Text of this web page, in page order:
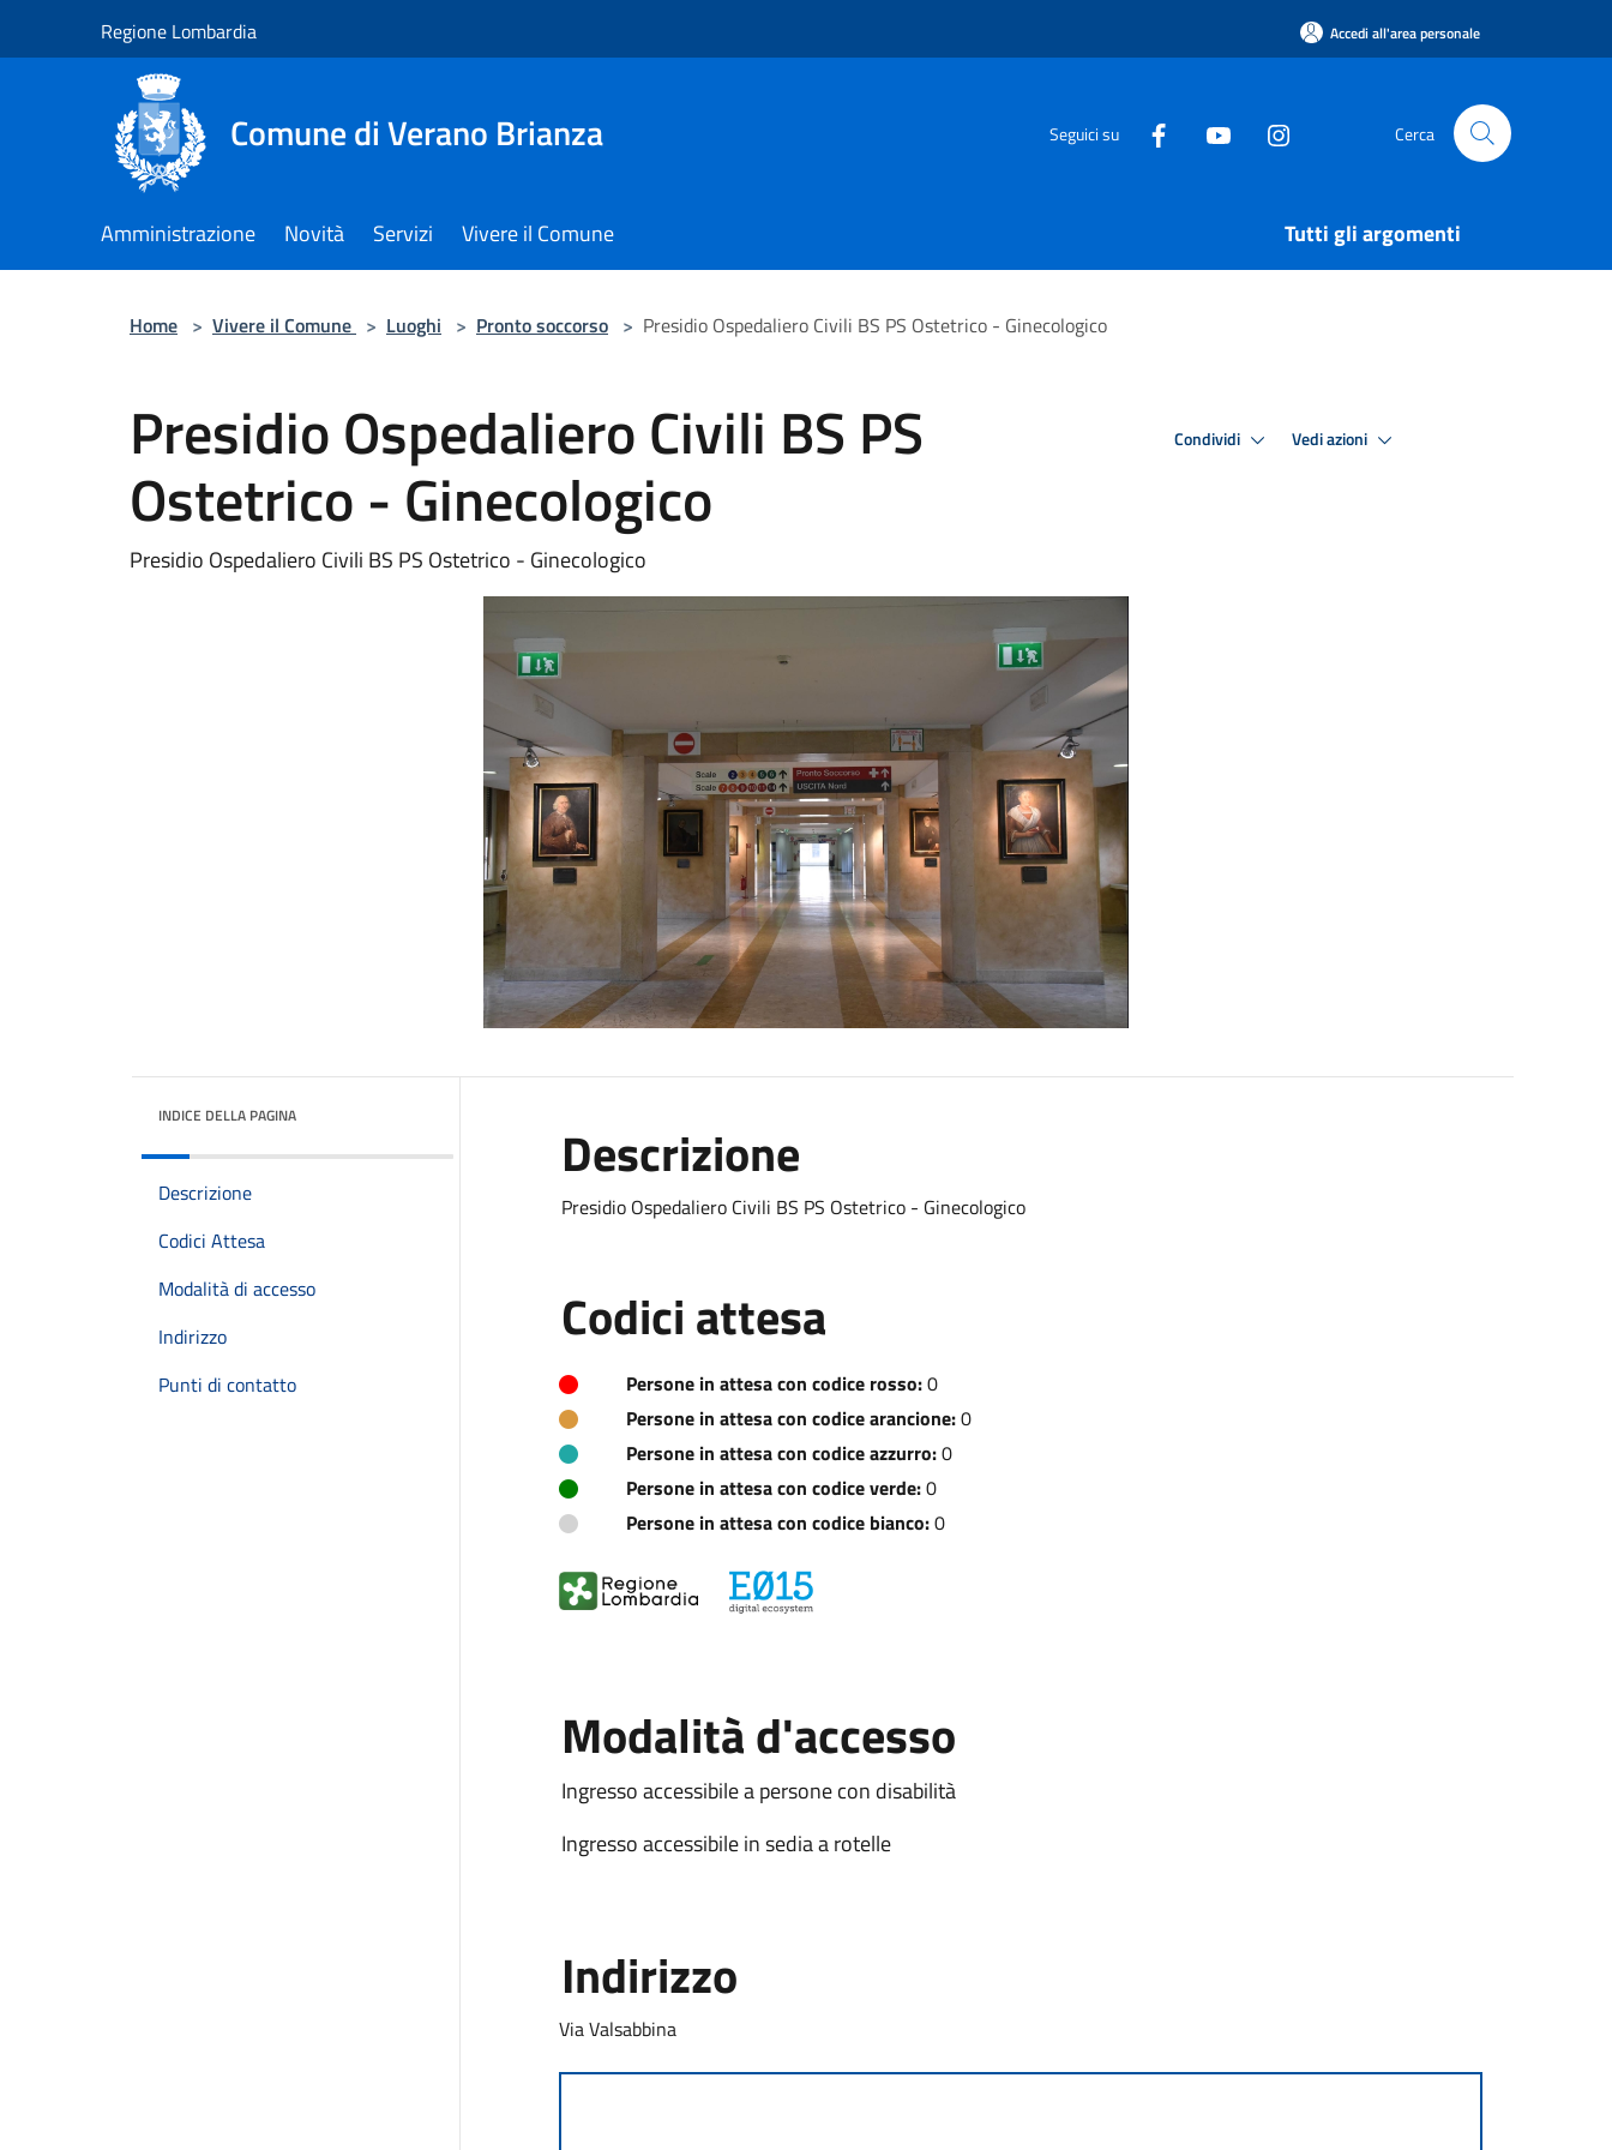
Regione Lombardia Accedi all'area personale
Comune di Verano Brianza Seguici su Cerca
Amministrazione Novità Servizi Vivere il Comune Tutti gli argomenti
Home > Vivere il Comune > Luoghi > Pronto soccorso > Presidio Ospedaliero Civili BS PS Ostetrico - Ginecologico
Presidio Ospedaliero Civili BS PS
Ostetrico - Ginecologico
Presidio Ospedaliero Civili BS PS Ostetrico - Ginecologico
Condividi Vedi azioni
INDICE DELLA PAGINA
Descrizione
Codici Attesa
Modalità di accesso
Indirizzo
Punti di contatto
Descrizione
Presidio Ospedaliero Civili BS PS Ostetrico - Ginecologico
Codici attesa
Persone in attesa con codice rosso:0
Persone in attesa con codice arancione:0
Persone in attesa con codice azzurro:0
Persone in attesa con codice verde:0
Persone in attesa con codice bianco:0
Modalità d'accesso
Ingresso accessibile a persone con disabilità
Ingresso accessibile in sedia a rotelle
Indirizzo
Via Valsabbina